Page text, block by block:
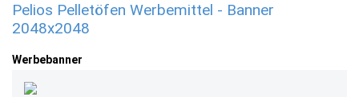
Pelios Pelletöfen Werbemittel - Banner
2048x2048
Werbebanner